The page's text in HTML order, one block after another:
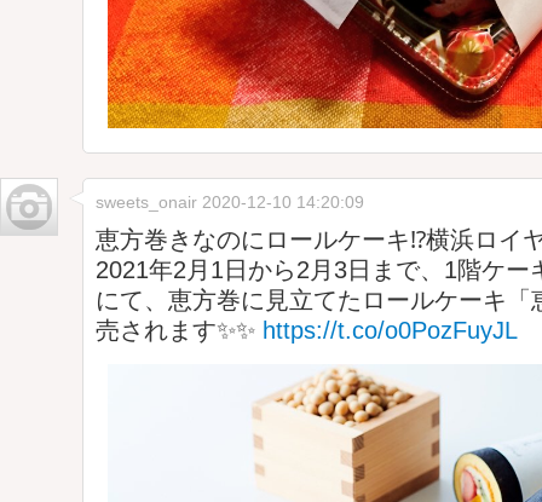
sweets_onair 2020-12-10 14:20:09
恵方巻きなのにロールケーキ⁉️横浜ロイ
2021年2月1日から2月3日まで、1階ケー
にて、恵方巻に見立てたロールケーキ
売されます✨✨ https://t.co/o0PozFuyJL